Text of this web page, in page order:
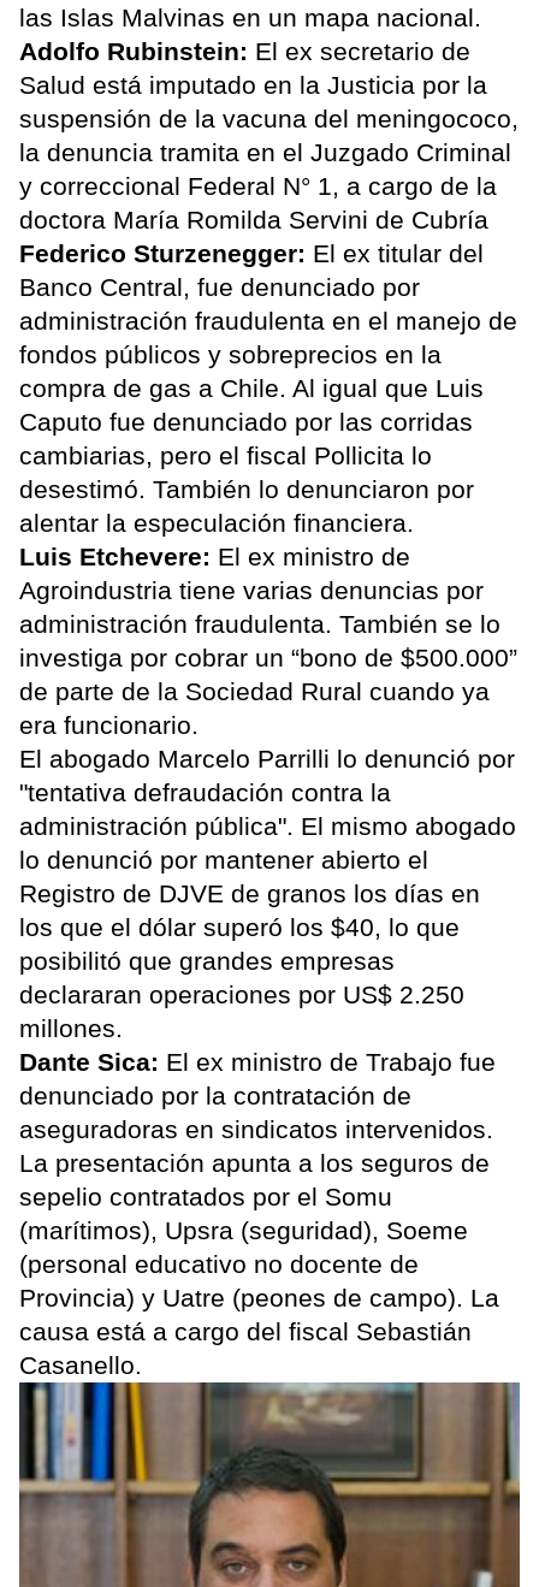
las Islas Malvinas en un mapa nacional.
Adolfo Rubinstein: El ex secretario de
Salud está imputado en la Justicia por la
suspensión de la vacuna del meningococo,
la denuncia tramita en el Juzgado Criminal
y correccional Federal N° 1, a cargo de la
doctora María Romilda Servini de Cubría
Federico Sturzenegger: El ex titular del
Banco Central, fue denunciado por
administración fraudulenta en el manejo de
fondos públicos y sobreprecios en la
compra de gas a Chile. Al igual que Luis
Caputo fue denunciado por las corridas
cambiarias, pero el fiscal Pollicita lo
desestimó. También lo denunciaron por
alentar la especulación financiera.
Luis Etchevere: El ex ministro de
Agroindustria tiene varias denuncias por
administración fraudulenta. También se lo
investiga por cobrar un “bono de $500.000”
de parte de la Sociedad Rural cuando ya
era funcionario.
El abogado Marcelo Parrilli lo denunció por
"tentativa defraudación contra la
administración pública". El mismo abogado
lo denunció por mantener abierto el
Registro de DJVE de granos los días en
los que el dólar superó los $40, lo que
posibilitó que grandes empresas
declararan operaciones por US$ 2.250
millones.
Dante Sica: El ex ministro de Trabajo fue
denunciado por la contratación de
aseguradoras en sindicatos intervenidos.
La presentación apunta a los seguros de
sepelio contratados por el Somu
(marítimos), Upsra (seguridad), Soeme
(personal educativo no docente de
Provincia) y Uatre (peones de campo). La
causa está a cargo del fiscal Sebastián
Casanello.